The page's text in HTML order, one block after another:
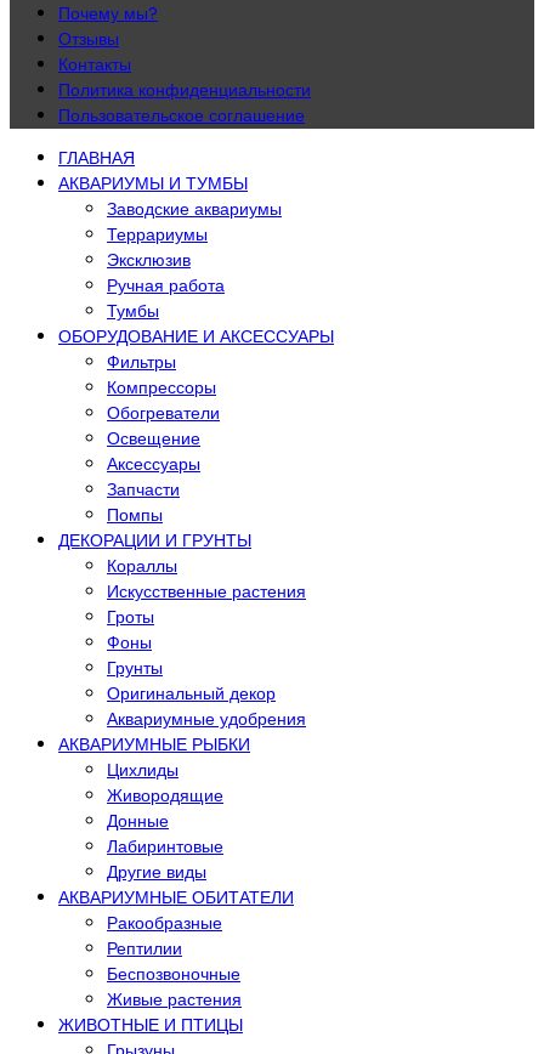
Почему мы?
Отзывы
Контакты
Политика конфиденциальности
Пользовательское соглашение
ГЛАВНАЯ
АКВАРИУМЫ И ТУМБЫ
Заводские аквариумы
Террариумы
Эксклюзив
Ручная работа
Тумбы
ОБОРУДОВАНИЕ И АКСЕССУАРЫ
Фильтры
Компрессоры
Обогреватели
Освещение
Аксессуары
Запчасти
Помпы
ДЕКОРАЦИИ И ГРУНТЫ
Кораллы
Искусственные растения
Гроты
Фоны
Грунты
Оригинальный декор
Аквариумные удобрения
АКВАРИУМНЫЕ РЫБКИ
Цихлиды
Живородящие
Донные
Лабиринтовые
Другие виды
АКВАРИУМНЫЕ ОБИТАТЕЛИ
Ракообразные
Рептилии
Беспозвоночные
Живые растения
ЖИВОТНЫЕ И ПТИЦЫ